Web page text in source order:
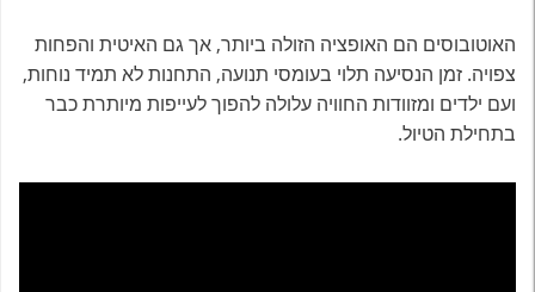
האוטובוסים הם האופציה הזולה ביותר, אך גם האיטית והפחות
צפויה. זמן הנסיעה תלוי בעומסי תנועה, התחנות לא תמיד נוחות,
ועם ילדים ומזוודות החוויה עלולה להפוך לעייפות מיותרת כבר
בתחילת הטיול.